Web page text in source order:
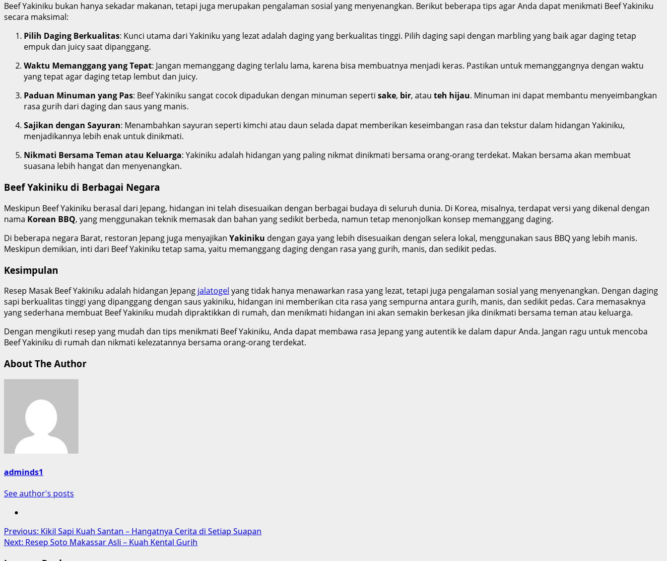
Beef Yakiniku bukan hanya sekadar makanan, tetapi juga merupakan pengalaman sosial yang menyenangkan. Berikut beberapa tips agar Anda dapat menikmati Beef Yakiniku
secara maksimal:
Pilih Daging Berkualitas: Kunci utama dari Yakiniku yang lezat adalah daging yang berkualitas tinggi. Pilih daging sapi dengan marbling yang baik agar daging tetap
empuk dan juicy saat dipanggang.
Waktu Memanggang yang Tepat: Jangan memanggang daging terlalu lama, karena bisa membuatnya menjadi keras. Pastikan untuk memanggangnya dengan waktu
yang tepat agar daging tetap lembut dan juicy.
Paduan Minuman yang Pas: Beef Yakiniku sangat cocok dipadukan dengan minuman seperti sake, bir, atau teh hijau. Minuman ini dapat membantu menyeimbangkan
rasa gurih dari daging dan saus yang manis.
Sajikan dengan Sayuran: Menambahkan sayuran seperti kimchi atau daun selada dapat memberikan keseimbangan rasa dan tekstur dalam hidangan Yakiniku,
menjadikannya lebih enak untuk dinikmati.
Nikmati Bersama Teman atau Keluarga: Yakiniku adalah hidangan yang paling nikmat dinikmati bersama orang-orang terdekat. Makan bersama akan membuat
suasana lebih hangat dan menyenangkan.
Beef Yakiniku di Berbagai Negara
Meskipun Beef Yakiniku berasal dari Jepang, hidangan ini telah disesuaikan dengan berbagai budaya di seluruh dunia. Di Korea, misalnya, terdapat versi yang dikenal dengan
nama Korean BBQ, yang menggunakan teknik memasak dan bahan yang sedikit berbeda, namun tetap menonjolkan konsep memanggang daging.
Di beberapa negara Barat, restoran Jepang juga menyajikan Yakiniku dengan gaya yang lebih disesuaikan dengan selera lokal, menggunakan saus BBQ yang lebih manis.
Meskipun demikian, inti dari Beef Yakiniku tetap sama, yaitu memanggang daging dengan rasa yang gurih, manis, dan sedikit pedas.
Kesimpulan
Resep Masak Beef Yakiniku adalah hidangan Jepang jalatogel yang tidak hanya menawarkan rasa yang lezat, tetapi juga pengalaman sosial yang menyenangkan. Dengan daging
sapi berkualitas tinggi yang dipanggang dengan saus yakiniku, hidangan ini memberikan cita rasa yang sempurna antara gurih, manis, dan sedikit pedas. Cara memasaknya
yang sederhana membuat Beef Yakiniku mudah dipraktikkan di rumah, dan menikmati hidangan ini akan semakin berkesan jika dinikmati bersama teman atau keluarga.
Dengan mengikuti resep yang mudah dan tips menikmati Beef Yakiniku, Anda dapat membawa rasa Jepang yang autentik ke dalam dapur Anda. Jangan ragu untuk mencoba
Beef Yakiniku di rumah dan nikmati kelezatannya bersama orang-orang terdekat.
About The Author
adminds1
See author's posts
Post
navigation
Previous: Kikil Sapi Kuah Santan – Hangatnya Cerita di Setiap Suapan
Next: Resep Soto Makassar Asli – Kuah Kental Gurih